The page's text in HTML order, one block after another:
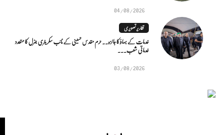
04/08/2026
تقاریر تصویری
خدمات کے بہاؤ کا جائزہ.. حرم مقدس حسینی کے نائب سکریٹری جنرل کا متعدد
خدماتی شعب...
03/08/2026